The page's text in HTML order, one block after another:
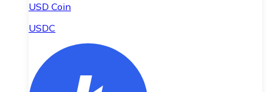
USD Coin
USDC